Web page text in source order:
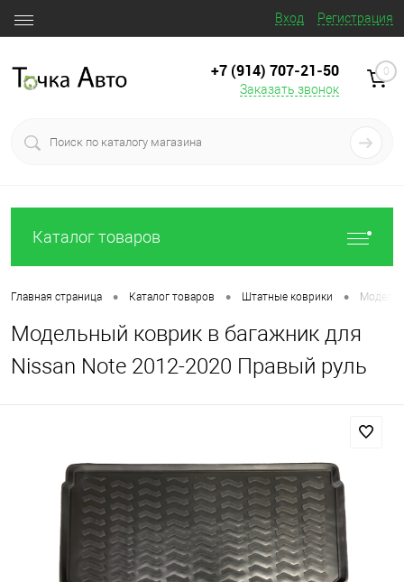
Вход Регистрация
+7 (914) 707‒21‒50
Заказать звонок
0
Каталог товаров
Главная страница • Каталог товаров • Штатные коврики •
Модельный коврик в багажник для
Nissan Note 2012-2020 Правый руль